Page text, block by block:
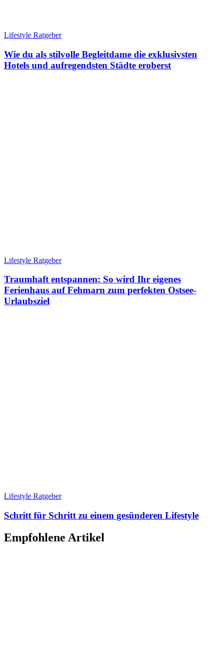
Lifestyle Ratgeber
Wie du als stilvolle Begleitdame die exklusivsten
Hotels und aufregendsten Städte eroberst
Lifestyle Ratgeber
Traumhaft entspannen: So wird Ihr eigenes
Ferienhaus auf Fehmarn zum perfekten Ostsee-
Urlaubsziel
Lifestyle Ratgeber
Schritt für Schritt zu einem gesünderen Lifestyle
Empfohlene Artikel